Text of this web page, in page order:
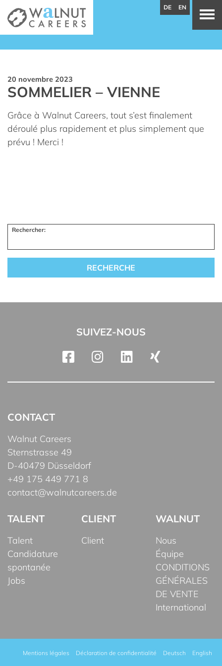
20 novembre 2023
SOMMELIER – VIENNE
Grâce à Walnut Careers, tout s’est finalement
déroulé plus rapidement et plus simplement que
prévu ! Merci !
Rechercher:
SUIVEZ-NOUS
CONTACT
Walnut Careers
Sternstrasse 49
D-40479 Düsseldorf
+49 175 449 771 8
contact@walnutcareers.de
TALENT
Talent
Candidature
spontanée
Jobs
CLIENT
Client
WALNUT
Nous
Équipe
CONDITIONS
GÉNÉRALES
DE VENTE
International
Mentions légales Déclaration de confidentialité Deutsch English
DE EN